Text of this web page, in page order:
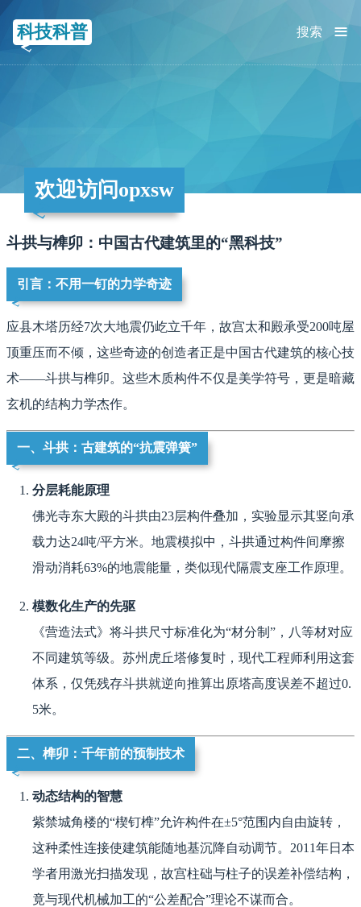
科技科普 ≡
搜索
欢迎访问opxsw
斗拱与榫卯：中国古代建筑里的“黑科技”‌
引言：不用一钉的力学奇迹
应县木塔历经7次大地震仍屹立千年，故宫太和殿承受200吨屋
顶重压而不倾，这些奇迹的创造者正是中国古代建筑的核心技
术——斗拱与榫卯。这些木质构件不仅是美学符号，更是暗藏
玄机的结构力学杰作。
一、斗拱：古建筑的“抗震弹簧”
分层耗能原理
佛光寺东大殿的斗拱由23层构件叠加，实验显示其竖向承
载力达24吨/平方米。地震模拟中，斗拱通过构件间摩擦
滑动消耗63%的地震能量，类似现代隔震支座工作原理。
模数化生产的先驱
《营造法式》将斗拱尺寸标准化为“材分制”，八等材对应
不同建筑等级。苏州虎丘塔修复时，现代工程师利用这套
体系，仅凭残存斗拱就逆向推算出原塔高度误差不超过0.
5米。
二、榫卯：千年前的预制技术
动态结构的智慧
紫禁城角楼的“楔钉榫”允许构件在±5°范围内自由旋转，
这种柔性连接使建筑能随地基沉降自动调节。2011年日本
学者用激光扫描发现，故宫柱础与柱子的误差补偿结构，
竟与现代机械加工的“公差配合”理论不谋而合。